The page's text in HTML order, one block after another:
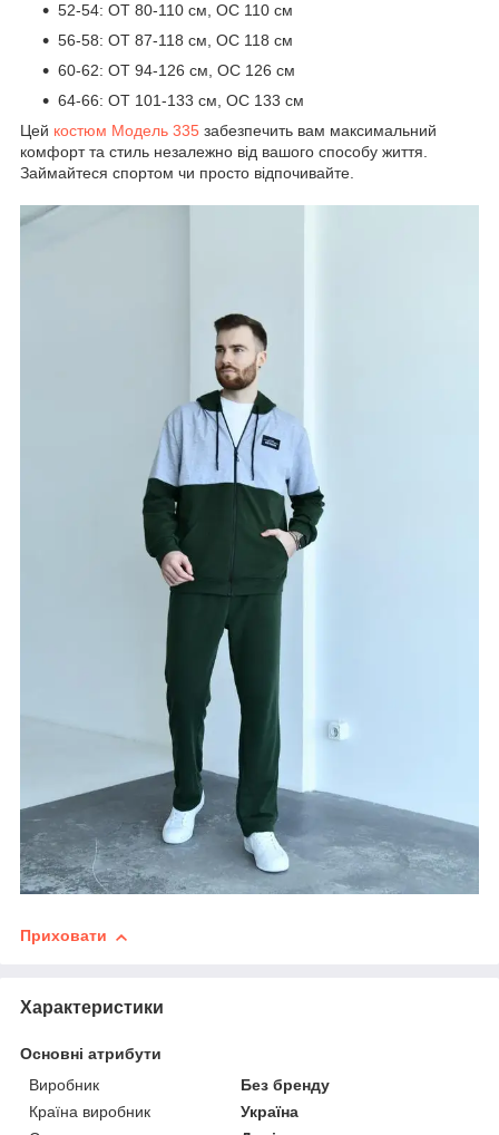
52-54: ОТ 80-110 см, ОС 110 см
56-58: ОТ 87-118 см, ОС 118 см
60-62: ОТ 94-126 см, ОС 126 см
64-66: ОТ 101-133 см, ОС 133 см
Цей костюм Модель 335 забезпечить вам максимальний
комфорт та стиль незалежно від вашого способу життя.
Займайтеся спортом чи просто відпочивайте.
Приховати
Характеристики
Основні атрибути
Виробник
Без бренду
Країна виробник
Україна